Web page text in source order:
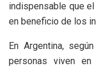
indispensable que
en beneficio de los
En Argentina,
personas viven en